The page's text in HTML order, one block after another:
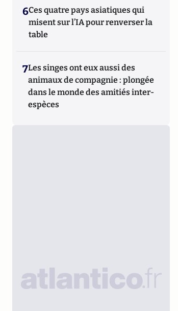
6Ces quatre pays asiatiques qui
misent sur l’IA pour renverser la
table
7Les singes ont eux aussi des
animaux de compagnie : plongée
dans le monde des amitiés inter-
espèces